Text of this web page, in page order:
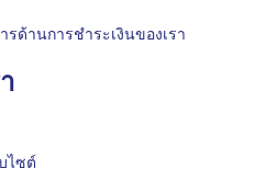
ด้านการชำระเงินของเรา
ไซต์